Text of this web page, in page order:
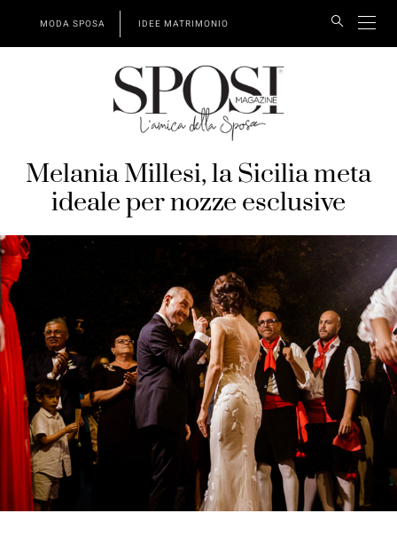
MODA SPOSA IDEE MATRIMONIO
Melania Millesi, la Sicilia meta
ideale per nozze esclusive